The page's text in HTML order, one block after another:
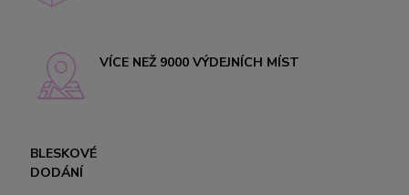
VÍCE NEŽ 9000 VÝDEJNÍCH MÍST
BLESKOVÉ
DODÁNÍ